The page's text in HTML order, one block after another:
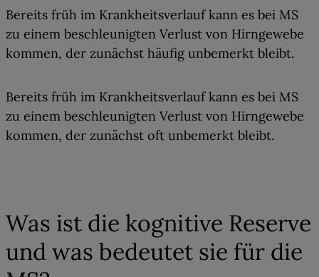
Bereits früh im Krankheitsverlauf kann es bei MS
zu einem beschleunigten Verlust von Hirngewebe
kommen, der zunächst häufig unbemerkt bleibt.
Bereits früh im Krankheitsverlauf kann es bei MS
zu einem beschleunigten Verlust von Hirngewebe
kommen, der zunächst oft unbemerkt bleibt.
Was ist die kognitive Reserve
und was bedeutet sie für die